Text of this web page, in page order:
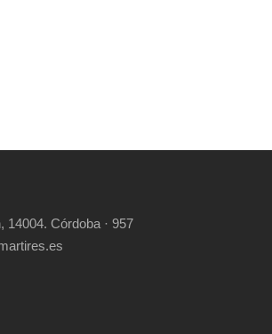
14004. Córdoba · 957